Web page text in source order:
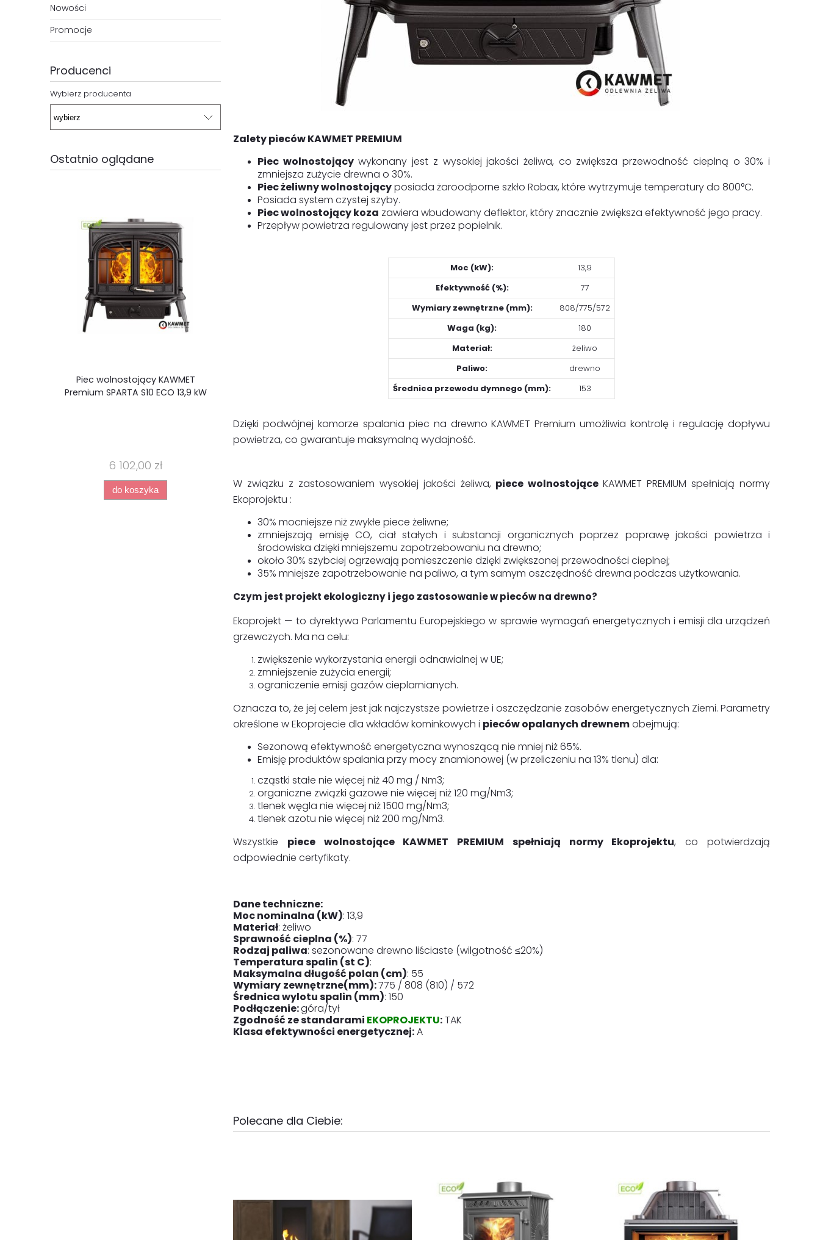
Nowości
Promocje
Producenci
Wybierz producenta
Ostatnio oglądane
Piec wolnostojący KAWMET
Premium SPARTA S10 ECO 13,9 kW
6 102,00 zł
do koszyka
Zalety pieców KAWMET PREMIUM
Piec wolnostojącywykonany jest z wysokiej jakości żeliwa, co zwiększa przewodność cieplną o 30% i
zmniejsza zużycie drewna o 30%.
Piec żeliwny wolnostojącyposiada żaroodporne szkło Robax, które wytrzymuje temperatury do 800°C.
Posiada system czystej szyby.
Piec wolnostojący koza zawiera wbudowany deflektor, który znacznie zwiększa efektywność jego pracy.
Przepływ powietrza regulowany jest przez popielnik.
Moc (kW):
13,9
Efektywność (%):
77
Wymiary zewnętrzne (mm):
808/775/572
Waga (kg):
180
Materiał:
żeliwo
Paliwo:
drewno
Średnica przewodu dymnego (mm):
153
Dzięki podwójnej komorze spalania piec na drewno KAWMET Premium umożliwia kontrolę i regulację dopływu
powietrza, co gwarantuje maksymalną wydajność.
W związku z zastosowaniem wysokiej jakości żeliwa, piece wolnostojąceKAWMET PREMIUM spełniają normy
Ekoprojektu :
30% mocniejsze niż zwykłe piece żeliwne;
zmniejszają emisję CO, ciał stałych i substancji organicznych poprzez poprawę jakości powietrza i
środowiska dzięki mniejszemu zapotrzebowaniu na drewno;
około 30% szybciej ogrzewają pomieszczenie dzięki zwiększonej przewodności cieplnej;
35% mniejsze zapotrzebowanie na paliwo, a tym samym oszczędność drewna podczas użytkowania.
Czym jest projekt ekologiczny i jego zastosowanie w pieców na drewno?
Ekoprojekt — to dyrektywa Parlamentu Europejskiego w sprawie wymagań energetycznych i emisji dla urządzeń
grzewczych. Ma na celu:
zwiększenie wykorzystania energii odnawialnej w UE;
zmniejszenie zużycia energii;
ograniczenie emisji gazów cieplarnianych.
Oznacza to, że jej celem jest jak najczystsze powietrze i oszczędzanie zasobów energetycznych Ziemi. Parametry
określone w Ekoprojecie dla wkładów kominkowych i pieców opalanych drewnemobejmują:
Sezonową efektywność energetyczna wynoszącą nie mniej niż 65%.
Emisję produktów spalania przy mocy znamionowej (w przeliczeniu na 13% tlenu) dla:
cząstki stałe nie więcej niż 40 mg / Nm3;
organiczne związki gazowe nie więcej niż 120 mg/Nm3;
tlenek węgla nie więcej niż 1500 mg/Nm3;
tlenek azotu nie więcej niż 200 mg/Nm3.
Wszystkie piece wolnostojące KAWMET PREMIUM spełniają normy Ekoprojektu, co potwierdzają
odpowiednie certyfikaty.
Dane techniczne:
Moc nominalna (kW): 13,9
Materiał: żeliwo
Sprawność cieplna (%): 77
Rodzaj paliwa: sezonowane drewno liściaste (wilgotność ≤20%)
Temperatura spalin (st C):
Maksymalna długość polan (cm): 55
Wymiary zewnętrzne(mm):775 / 808 (810) / 572
Średnica wylotu spalin (mm): 150
Podłączenie:góra/tył
Zgodność ze standarami EKOPROJEKTU:TAK
Klasa efektywności energetycznej:A
Polecane dla Ciebie: